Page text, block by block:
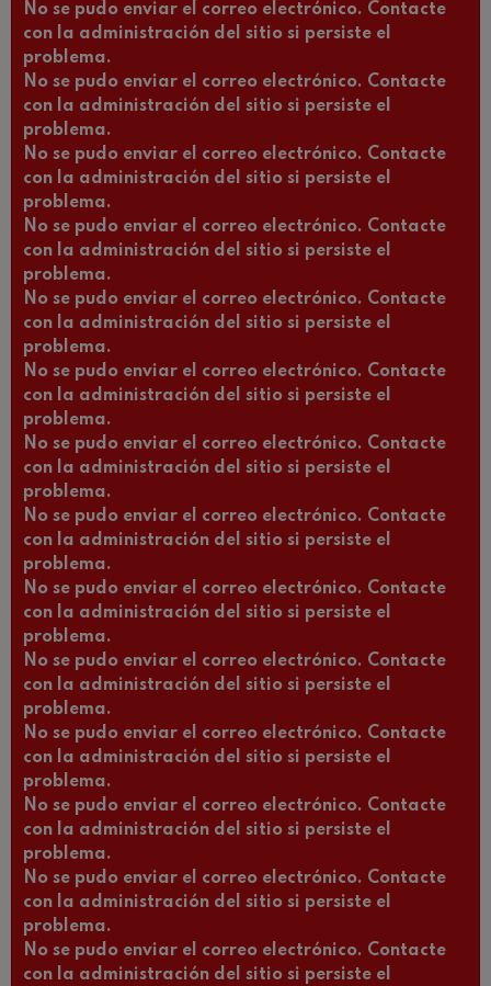
No se pudo enviar el correo electrónico. Contacte
con la administración del sitio si persiste el
problema.
No se pudo enviar el correo electrónico. Contacte
con la administración del sitio si persiste el
problema.
No se pudo enviar el correo electrónico. Contacte
con la administración del sitio si persiste el
problema.
No se pudo enviar el correo electrónico. Contacte
con la administración del sitio si persiste el
problema.
No se pudo enviar el correo electrónico. Contacte
con la administración del sitio si persiste el
problema.
No se pudo enviar el correo electrónico. Contacte
con la administración del sitio si persiste el
problema.
No se pudo enviar el correo electrónico. Contacte
con la administración del sitio si persiste el
problema.
No se pudo enviar el correo electrónico. Contacte
con la administración del sitio si persiste el
problema.
No se pudo enviar el correo electrónico. Contacte
con la administración del sitio si persiste el
problema.
No se pudo enviar el correo electrónico. Contacte
con la administración del sitio si persiste el
problema.
No se pudo enviar el correo electrónico. Contacte
con la administración del sitio si persiste el
problema.
No se pudo enviar el correo electrónico. Contacte
con la administración del sitio si persiste el
problema.
No se pudo enviar el correo electrónico. Contacte
con la administración del sitio si persiste el
problema.
No se pudo enviar el correo electrónico. Contacte
con la administración del sitio si persiste el